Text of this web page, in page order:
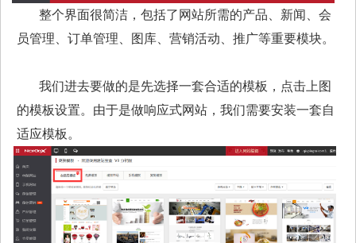
整个界面很简洁，包括了网站所需的产品、新闻、会
员管理、订单管理、图库、营销活动、推广等重要模块。
我们进去要做的是先选择一套合适的模板，点击上图
的模板设置。由于是做响应式网站，我们需要安装一套自
适应模板。